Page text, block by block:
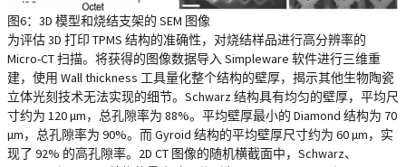
图6：3D 模型和烧结支架的 SEM 图像
为评估 3D 打印 TPMS 结构的准确性，对烧结样品进行高分辨率的
Micro-CT 扫描。将获得的图像数据导入 Simpleware 软件进行三维重
建，使用 Wall thickness 工具量化整个结构的壁厚，揭示其他生物陶瓷
立体光刻技术无法实现的细节。Schwarz 结构具有均匀的壁厚，平均尺
寸约为 120 µm，总孔隙率为 88%。平均壁厚最小的 Diamond 结构为 70
µm，总孔隙率为 90%。而 Gyroid 结构的平均壁厚尺寸约为 60 µm，实
现了 92% 的高孔隙率。2D CT 图像的随机横截面中，Schwarz、